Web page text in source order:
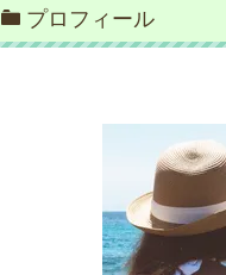
プロフィール